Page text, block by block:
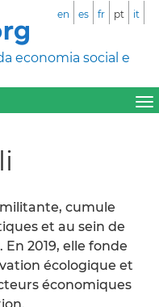
economia social e
en es fr pt it
cumule
et au sein de
En 2019, elle fonde
écologique et
économiques